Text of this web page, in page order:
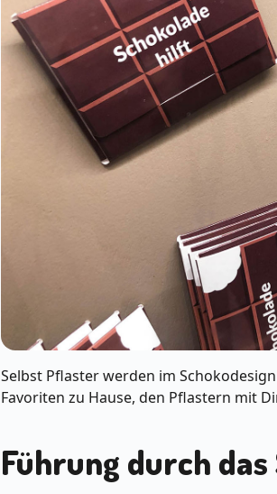
Selbst Pflaster werden im
Favoriten zu Hause, den Pflastern mit
Führung durch